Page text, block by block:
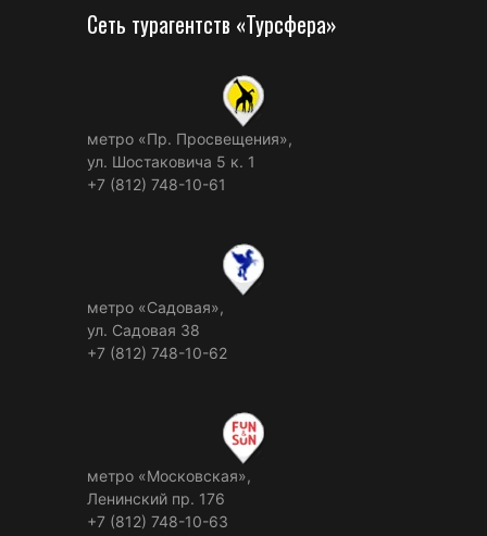
Сеть турагентств «Турсфера»
метро «Пр. Просвещения»,
ул. Шостаковича 5 к. 1
+7 (812) 748-10-61
метро «Садовая»,
ул. Садовая 38
+7 (812) 748-10-62
метро «Московская»,
Ленинский пр. 176
+7 (812) 748-10-63